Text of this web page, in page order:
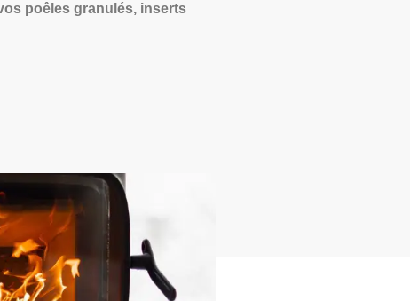
poêles granulés, inserts